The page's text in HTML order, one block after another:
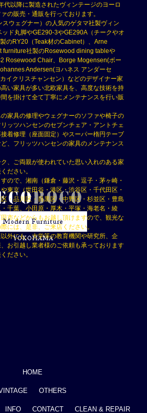
代以降に製造されたヴィンテージのヨーロ
の販売・通販を行っております。
スウェグナー）の人気のゲタマ社製ヴィン
ド丸脚やGE290-3やGE290A（チークやオ
のRY20（Teak材のCabinet）、Arne
furniture社製のRosewood dining tableや
Rosewood Chair、Borge Mogensen(ボー
Andersen(ヨハネス アンダーセ
イクリスチャンセン）などのデザイナー家
い家具が多い北欧家具を、高度な技術を持
を掛けて全て丁寧にメンテナンスを行い販
家具の修理やウェグナーのソファや椅子の
ッツハンセンのセブンチェア・アントチェ
着修理（座面固定）やスーパー楕円テーブ
、フリッツハンセンの家具のメンテナンス
、ご両親が使われていた思い入れのある家
ださい。
ので、湘南（鎌倉・藤沢・逗子・茅ヶ崎・
東京（世田谷・港区・渋谷区・千代田区・
・品川区・目黒区・中野区・杉並区・豊島
千葉、小田原・厚木・平塚・海老名・綾
市などからもお越し頂けますので、観光な
には、是非、ご来店ください。
外にも、大学等の教育機関や研究所、企
お引越し業者様のご依頼も承っております
ださい。
HOME
OTHERS
INFO CONTACT CLEAN & REPAIR